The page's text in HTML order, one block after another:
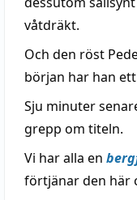
våtdräkt.
Och den röst
början har han ett
Sju minuter
grepp om titeln.
Vi har alla en
förtjänar den här